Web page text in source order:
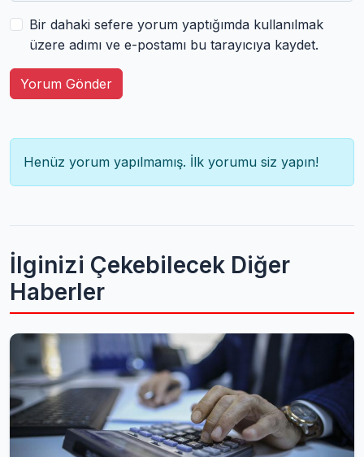
Bir dahaki sefere yorum yaptığımda kullanılmak
üzere adımı ve e-postamı bu tarayıcıya kaydet.
Yorum Gönder
Henüz yorum yapılmamış. İlk yorumu siz yapın!
İlginizi Çekebilecek Diğer
Haberler